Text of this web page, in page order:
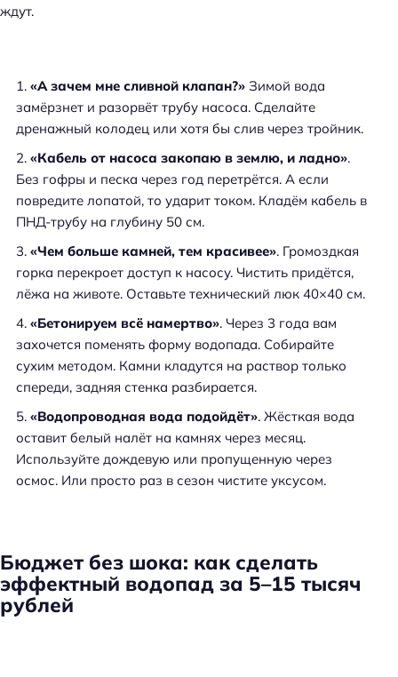
ждут.
«А зачем мне сливной клапан?» Зимой вода
замёрзнет и разорвёт трубу насоса. Сделайте
дренажный колодец или хотя бы слив через тройник.
«Кабель от насоса закопаю в землю, и ладно».
Без гофры и песка через год перетрётся. А если
повредите лопатой, то ударит током. Кладём кабель в
ПНД-трубу на глубину 50 см.
«Чем больше камней, тем красивее». Громоздкая
горка перекроет доступ к насосу. Чистить придётся,
лёжа на животе. Оставьте технический люк 40×40 см.
«Бетонируем всё намертво». Через 3 года вам
захочется поменять форму водопада. Собирайте
сухим методом. Камни кладутся на раствор только
спереди, задняя стенка разбирается.
«Водопроводная вода подойдёт». Жёсткая вода
оставит белый налёт на камнях через месяц.
Используйте дождевую или пропущенную через
осмос. Или просто раз в сезон чистите уксусом.
Бюджет без шока: как сделать
эффектный водопад за 5–15 тысяч
рублей